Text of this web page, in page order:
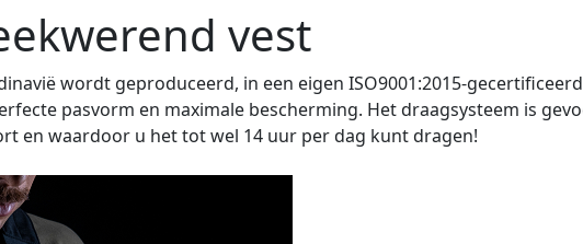
vest
wordt geproduceerd, in een eigen ISO9001:2015-
pasvorm en maximale bescherming. Het draagsysteem is
en waardoor u het tot wel 14 uur per dag kunt dragen!